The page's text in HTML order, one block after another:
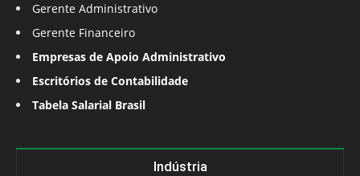
Gerente Administrativo
Gerente Financeiro
Empresas de Apoio Administrativo
Escritórios de Contabilidade
Tabela Salarial Brasil
Indústria